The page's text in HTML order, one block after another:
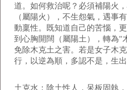
道。如何救治呢？必須補陽火
（屬陽火），不生怨氣，遇事
動稟性。既知道自己的苦惱，
到心胸開闊（屬陽土），轉為"
免除木克土之害。若是女子木
行，以逆為順，多認不是，生
土克水：陰土性人，呆板固執